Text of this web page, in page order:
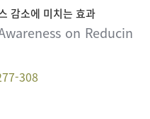
감소에 미치는 효과
on Reducin
308